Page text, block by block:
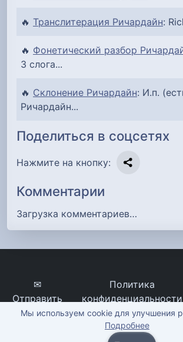
🔥 Транслитерация Ричардайн:
🔥 Фонетический разбор
3 слога...
🔥 Склонение Ричардайн: И.п.
Ричардайн...
Поделиться в соцсетях
Нажмите на кнопку:
Комментарии
Загрузка комментариев…
✉
Отправить
сообщение
Политика
конфиденциальности
imena-znachenie.ru, ©
2012-2026
Мы используем cookie для улучшения
Подробнее